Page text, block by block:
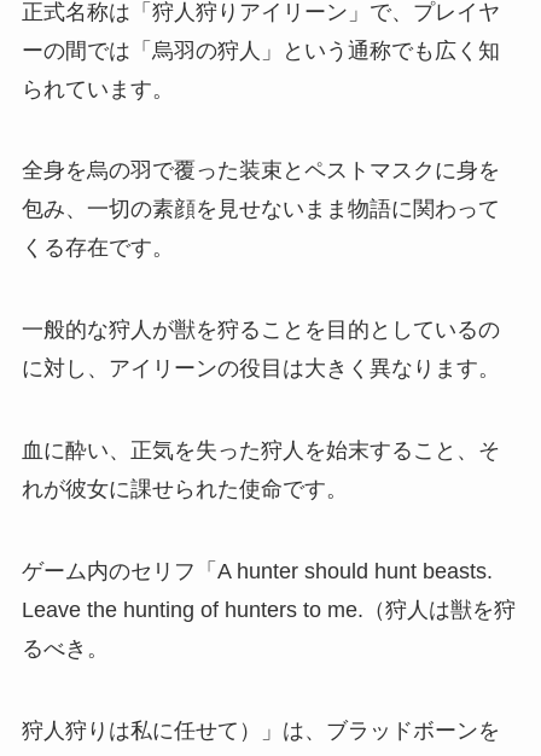
正式名称は「狩人狩りアイリーン」で、プレイヤ
ーの間では「烏羽の狩人」という通称でも広く知
られています。
全身を烏の羽で覆った装束とペストマスクに身を
包み、一切の素顔を見せないまま物語に関わって
くる存在です。
一般的な狩人が獣を狩ることを目的としているの
に対し、アイリーンの役目は大きく異なります。
血に酔い、正気を失った狩人を始末すること、そ
れが彼女に課せられた使命です。
ゲーム内のセリフ「A hunter should hunt beasts.
Leave the hunting of hunters to me.（狩人は獣を狩
るべき。
狩人狩りは私に任せて）」は、ブラッドボーンを